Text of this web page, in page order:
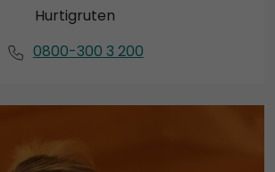
Hurtigruten
0800-300 3 200